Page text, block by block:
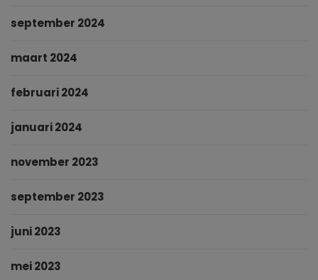
september 2024
maart 2024
februari 2024
januari 2024
november 2023
september 2023
juni 2023
mei 2023